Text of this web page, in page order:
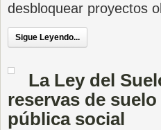
desbloquear proyectos
Sigue Leyendo...
La Ley del
reservas de
pública social